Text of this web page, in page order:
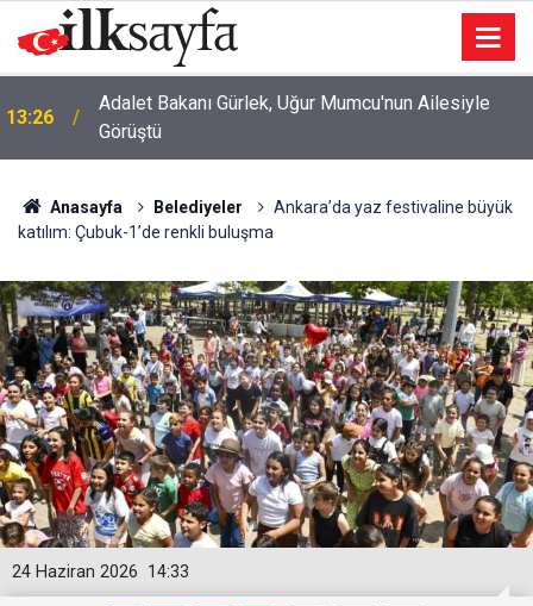
13:26
Adalet Bakanı Gürlek, Uğur Mumcu'nun Ailesiyle
Görüştü
Anasayfa Belediyeler
Ankara’da yaz festivaline büyük
katılım: Çubuk-1’de renkli buluşma
14:33
24 Haziran 2026